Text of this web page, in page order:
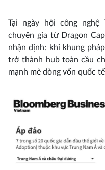
Tại ngày hội công nghệ
chuyên gia từ Dragon
nhận định: khi khung
trở thành hub toàn cầu
mạnh mẽ dòng vốn quốc